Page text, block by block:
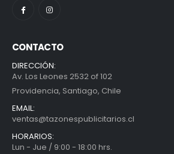
CONTACTO
DIRECCIÓN:
Av. Los Leones 2532 of 102
Providencia, Santiago, Chile
EMAIL:
ventas@tazonespublicitarios.cl
HORARIOS:
Lun - Jue / 9:00 - 18:00 hrs.